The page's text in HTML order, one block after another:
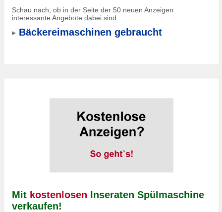
Schau nach, ob in der Seite der 50 neuen Anzeigen
interessante Angebote dabei sind.
Bäckereimaschinen gebraucht
Mit kostenlosen Inseraten Spülmaschine
verkaufen!